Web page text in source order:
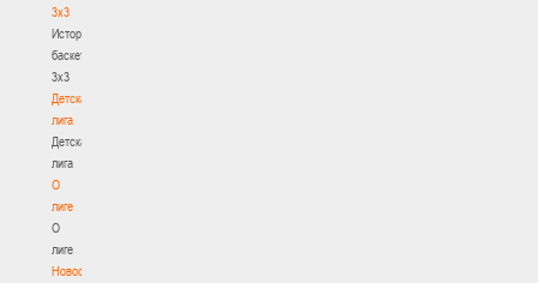
3х3
История
баскетбола
3х3
Детская
лига
Детская
лига
О
лиге
О
лиге
Новости